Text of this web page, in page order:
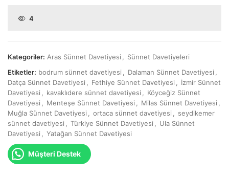
4
Kategoriler: Aras Sünnet Davetiyesi
Sünnet Davetiyeleri
Etiketler: bodrum sünnet davetiyesi Dalaman Sünnet Davetiyesi
Datça Sünnet Davetiyesi
Fethiye Sünnet Davetiyesi
İzmir Sünnet
Davetiyesi
kavaklıdere sünnet davetiyesi
Köyceğiz Sünnet
Davetiyesi
Menteşe Sünnet Davetiyesi Milas Sünnet Davetiyesi
Muğla Sünnet Davetiyesi
ortaca sünnet davetiyesi
seydikemer
sünnet davetiyesi
Türkiye Sünnet Davetiyesi
Ula Sünnet
Davetiyesi
Yatağan Sünnet Davetiyesi
Müşteri Destek